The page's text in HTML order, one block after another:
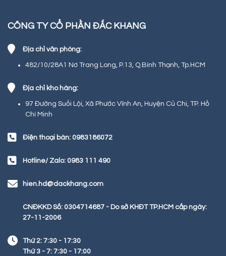
CÔNG TY CỔ PHẦN ĐẮC KHANG
Địa chỉ văn phòng:
482/10/28A1 Nơ Trang Long, P.13, Q.Bình Thạnh, Tp.HCM
Địa chỉ kho hàng:
97 Đường Suối Lội, Xã Phước Vĩnh An, Huyện Củ Chi, TP. Hồ
Chí Minh
Điện thoại bàn: 0983186072
Hotline/ Zalo: 0983 111 490
hien.hd@dackhang.com
CNĐKKD Số: 0304714687 - Do sở KHĐT TP.HCM cấp ngày:
27-11-2006
Thứ 2: 7:30 - 17:30
Thứ 3 - 7: 7:30 - 17:00